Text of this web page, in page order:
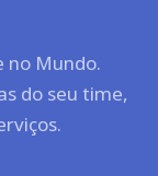
no Mundo.
do seu time,